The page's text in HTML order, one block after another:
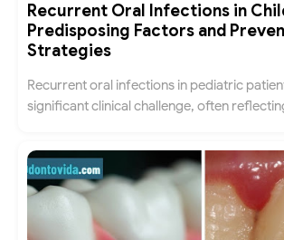
Recurrent Oral Infections in
Predisposing Factors and
Strategies
Recurrent oral infections in pediatric
significant clinical challenge, often